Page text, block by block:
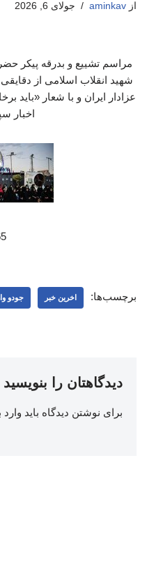
از aminkav جولای 6, 2026
مراسم تشییع و بدرقه پیکر
شهید انقلاب اسلامی از
عزادار ایران و با شعار «باید
اخبار
برچسب‌ها: اخرین خبر جودو
دیدگاهتان را بنویسید
برای نوشتن دیدگاه باید